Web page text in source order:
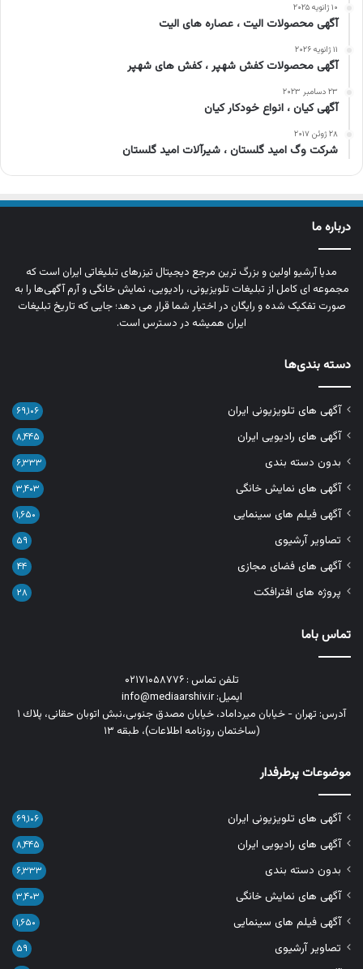
۱۰ ژانویه ۲۰۲۵
آگهی محصولات الیت ، عصاره های الیت
۱۱ ژانویه ۲۰۲۶
آگهی محصولات کفش شهپر ، کفش های شهپر
۲۳ دسامبر ۲۰۲۳
آگهی کیان ، انواع خودکار کیان
۲۸ ژوئن ۲۰۱۷
شرکت وگ امید گلستان ، شیرآلات امید گلستان
درباره ما
مدیا آرشیو اولین و بزرگ‌ ترین مرجع دیجیتال تیزرهای تبلیغاتی ایران است که
مجموعه‌ ای کامل از تبلیغات تلویزیونی، رادیویی، نمایش خانگی و آرم‌ آگهی‌ها را به‌
صورت تفکیک‌ شده و رایگان در اختیار شما قرار می‌ دهد؛ جایی که تاریخ تبلیغات
ایران همیشه در دسترس است.
دسته بندی‌ها
آگهی های تلویزیونی ایران ۶۹,۱۰۶
آگهی های رادیویی ایران ۸,۴۴۵
بدون دسته بندی ۶,۳۳۳
آگهی های نمایش خانگی ۳,۴۰۳
آگهی فیلم های سینمایی ۱,۶۵۰
تصاویر آرشیوی ۵۹
آگهی های فضای مجازی ۴۴
پروژه های افترافکت ۲۸
تماس باما
تلفن تماس : ۰۲۱۷۱۰۵۸۷۷۶
ایمیل: info@mediaarshiv.ir
آدرس: تهران - خیابان میرداماد، خیابان مصدق جنوبی،نبش اتوبان حقانی، پلاك ١
(ساختمان روزنامه اطلاعات)، طبقه ۱۳
موضوعات پرطرفدار
آگهی های تلویزیونی ایران ۶۹,۱۰۶
آگهی های رادیویی ایران ۸,۴۴۵
بدون دسته بندی ۶,۳۳۳
آگهی های نمایش خانگی ۳,۴۰۳
آگهی فیلم های سینمایی ۱,۶۵۰
تصاویر آرشیوی ۵۹